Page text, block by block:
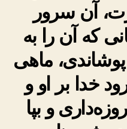
آن سرور
که آن را به
ماهی
خدا بر او و
و بپا